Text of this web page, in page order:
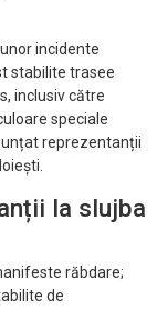
incidente
stabilite trasee
inclusiv către
speciale
reprezentanții
la slujba
răbdare;
de